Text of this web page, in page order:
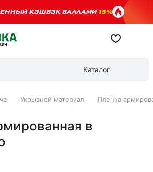
КЭШБЭК БАЛЛАМИ15%
Каталог
Укрывной материал Пленка
в